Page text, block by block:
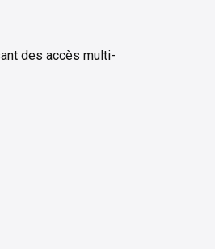
des accès multi-